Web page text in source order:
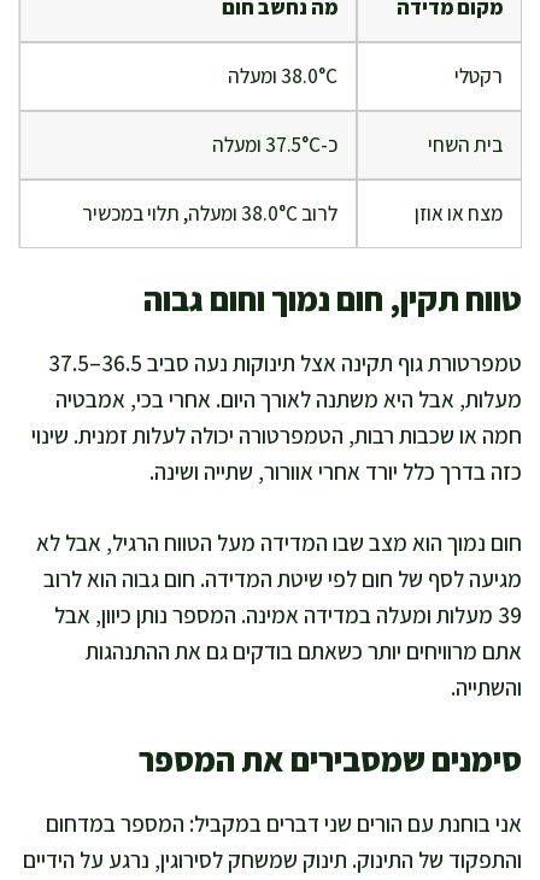
מקום מדידה מה נחשב חום
רקטלי 38.0°C ומעלה
בית השחי כ-37.5°C ומעלה
מצח או אוזן לרוב 38.0°C ומעלה, תלוי במכשיר
טווח תקין, חום נמוך וחום גבוה
טמפרטורת גוף תקינה אצל תינוקות נעה סביב 36.5–37.5
מעלות, אבל היא משתנה לאורך היום. אחרי בכי, אמבטיה
חמה או שכבות רבות, הטמפרטורה יכולה לעלות זמנית. שינוי
כזה בדרך כלל יורד אחרי אוורור, שתייה ושינה.
חום נמוך הוא מצב שבו המדידה מעל הטווח הרגיל, אבל לא
מגיעה לסף של חום לפי שיטת המדידה. חום גבוה הוא לרוב
39 מעלות ומעלה במדידה אמינה. המספר נותן כיוון, אבל
אתם מרוויחים יותר כשאתם בודקים גם את ההתנהגות
והשתייה.
סימנים שמסבירים את המספר
אני בוחנת עם הורים שני דברים במקביל: המספר במדחום
והתפקוד של התינוק. תינוק שמשחק לסירוגין, נרגע על הידיים